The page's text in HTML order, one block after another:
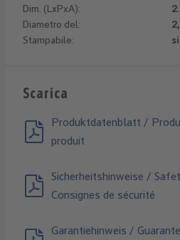
Dim. (LxPxA):
Diametro del:
Stampabile:
si
Scarica
Produktdatenblatt /
produit
Sicherheitshinweise /
Consignes de sécurité
Garantiehinweis /